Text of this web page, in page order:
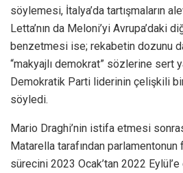
söylemesi, İtalya’da tartışmaların
Letta’nın da Meloni’yi Avrupa’daki
benzetmesi ise; rekabetin dozunu
“makyajlı demokrat” sözlerine sert
Demokratik Parti liderinin çelişkili
söyledi.
Mario Draghi’nin istifa etmesi
Matarella tarafından
sürecini 2023 Ocak’tan 2022